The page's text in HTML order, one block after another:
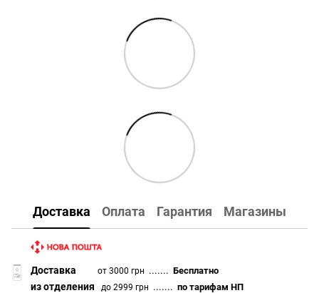
Доставка Оплата Гарантия Магазины
Доставка от 3000 грн .......Бесплатно
из отделения до 2999 грн .......по тарифам НП